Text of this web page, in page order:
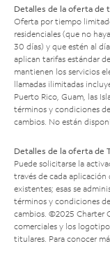
Detalles de la oferta de
Oferta por tiempo
residenciales (que no
30 días) y que estén al
aplican tarifas estándar
mantienen los servicios
llamadas ilimitadas
Puerto Rico, Guam, las
términos y condiciones
cambios. No están
Detalles de la oferta de
Puede solicitarse la
través de cada aplicación
existentes; esas se
términos y condiciones
cambios. ©2025 Charter
comerciales y los
titulares. Para conocer